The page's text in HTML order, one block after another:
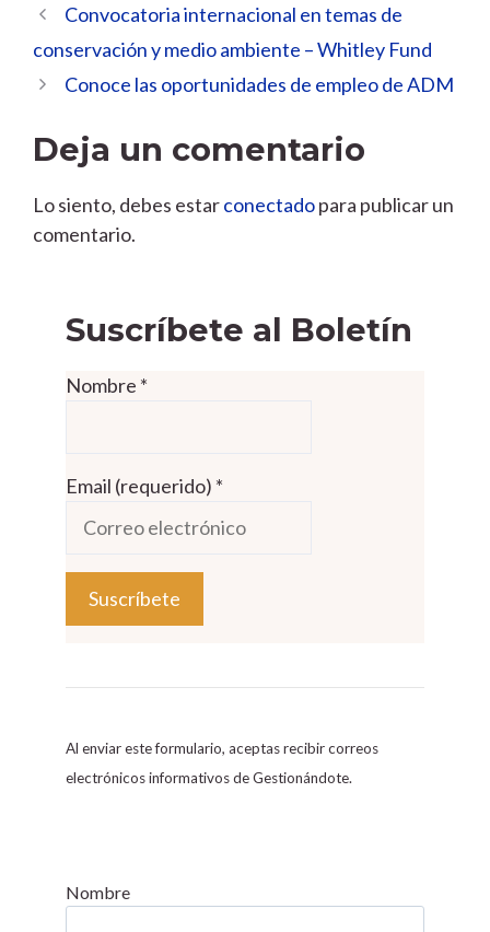
Convocatoria internacional en temas de
conservación y medio ambiente – Whitley Fund
Conoce las oportunidades de empleo de ADM
Deja un comentario
Lo siento, debes estarconectadopara publicar un
comentario.
Suscríbete al Boletín
Nombre *
Email (requerido) *
o
s
t
C
Al enviar este formulario, aceptas recibir correos
electrónicos informativos de Gestionándote.
Nombre